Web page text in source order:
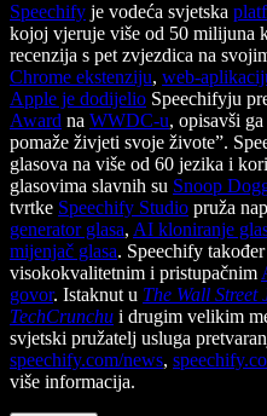
Speechify je vodeća svjetska
kojoj vjeruje više od 50 milijuna
recenzija s pet zvjezdica na
Chrome ekstenziju, web-
Apple je dodijelio Speechifyju
Award na WWDC-u, opisavši
pomaže živjeti svoje živote”.
glasova na više od 60 jezika i
glasovima slavnih su Snoop
tvrtke Speechify Studio pruža
generator glasa, AI kloniranje
mijenjač glasa. Speechify
visokokvalitetnim i pristupačnim
govor. Istaknut u The Wall Street
TechCrunchu i drugim velikim
svjetski pružatelj usluga
speechify.com/news,
više informacija.